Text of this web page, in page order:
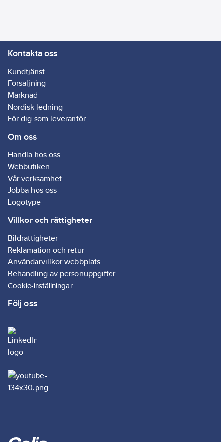
CE-märkt lim och
fogmassa
Artikelnr: 5361038891
Ean
artikelnr:
Ägarens
36103889
Materialklass
Kontakta oss
Kundtjänst
Försäljning
Marknad
Nordisk ledning
För dig som leverantör
Om oss
Handla hos oss
Webbutiken
Vår verksamhet
Jobba hos oss
Logotype
Villkor och rättigheter
Bildrättigheter
Reklamation och retur
Användarvillkor webbplats
Behandling av personuppgifter
Cookie-inställningar
Följ oss